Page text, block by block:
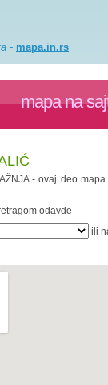
- mapa.in.rs
mapa na
- ovaj deo
odavde
ili